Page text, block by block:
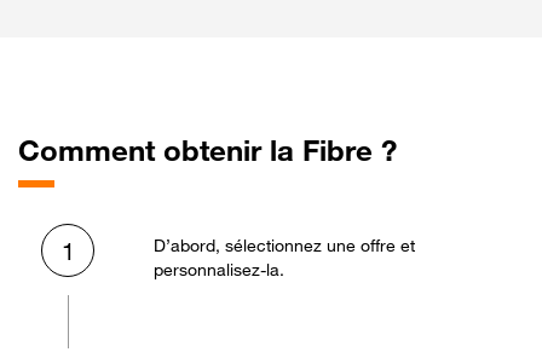
Comment obtenir la Fibre ?
1
D’abord, sélectionnez une offre et
personnalisez-la.